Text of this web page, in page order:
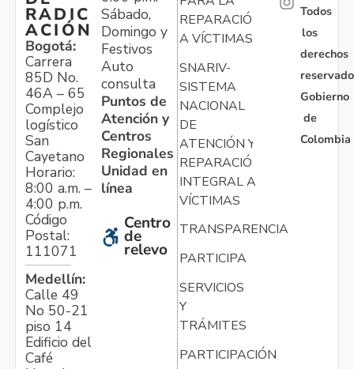
RADIC
ACIÓN
Bogotá:
Carrera
85D No.
46A – 65
Complejo
logístico
San
Cayetano
Horario:
8:00 a.m. –
4:00 p.m.
Código
Postal:
111071
Medellín:
Calle 49
No 50-21
piso 14
Edificio del
Café
Sábado,
Domingo y
Festivos
Auto
consulta
Puntos de
Atención y
Centros
Regionales
Unidad en
línea
Centro
de
relevo
REPARACIÓN
A VÍCTIMAS
SNARIV-
SISTEMA
NACIONAL
DE
ATENCIÓN Y
REPARACIÓN
INTEGRAL A
VÍCTIMAS
TRANSPARENCIA
PARTICIPA
SERVICIOS
Y
TRÁMITES
PARTICIPACIÓN
Todos
los
derechos
Gobierno
de
Colombia